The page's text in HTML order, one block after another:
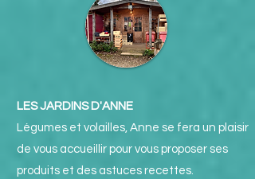
LES JARDINS D'ANNE
Légumes et volailles, Anne se fera un plaisir
de vous accueillir pour vous proposer ses
produits et des astuces recettes.